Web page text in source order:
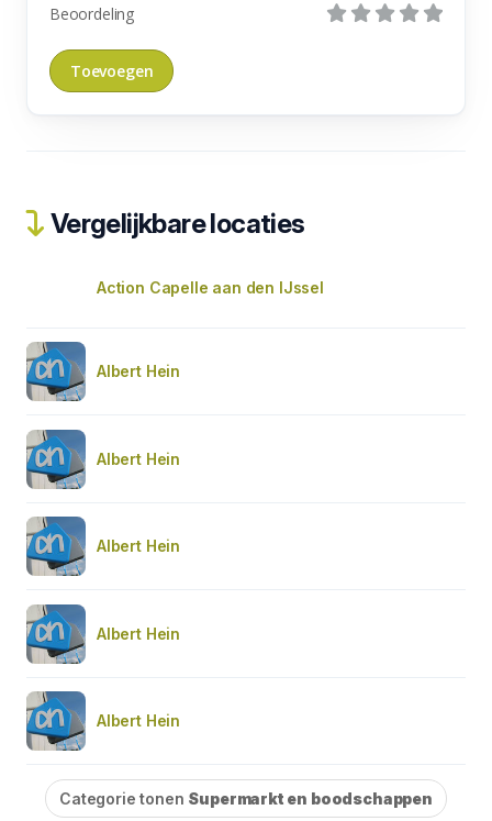
Beoordeling
Vergelijkbare locaties
Action Capelle aan den IJssel
Albert Hein
Albert Hein
Albert Hein
Albert Hein
Albert Hein
Categorie tonen Supermarkt en boodschappen